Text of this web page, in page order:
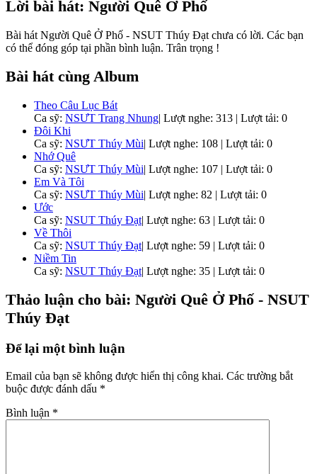
Lời bài hát: Người Quê Ở Phố
Bài hát Người Quê Ở Phố - NSUT Thúy Đạt chưa có lời. Các bạn
có thể đóng góp tại phần bình luận. Trân trọng !
Bài hát cùng Album
Theo Câu Lục Bát
Ca sỹ: NSƯT Trang Nhung| Lượt nghe: 313 | Lượt tải: 0
Đôi Khi
Ca sỹ: NSƯT Thúy Mùi| Lượt nghe: 108 | Lượt tải: 0
Nhớ Quê
Ca sỹ: NSƯT Thúy Mùi| Lượt nghe: 107 | Lượt tải: 0
Em Và Tôi
Ca sỹ: NSƯT Thúy Mùi| Lượt nghe: 82 | Lượt tải: 0
Ước
Ca sỹ: NSUT Thúy Đạt| Lượt nghe: 63 | Lượt tải: 0
Về Thôi
Ca sỹ: NSUT Thúy Đạt| Lượt nghe: 59 | Lượt tải: 0
Niềm Tin
Ca sỹ: NSUT Thúy Đạt| Lượt nghe: 35 | Lượt tải: 0
Thảo luận cho bài: Người Quê Ở Phố - NSUT
Thúy Đạt
Để lại một bình luận
Email của bạn sẽ không được hiển thị công khai. Các trường bắt
buộc được đánh dấu *
Bình luận *